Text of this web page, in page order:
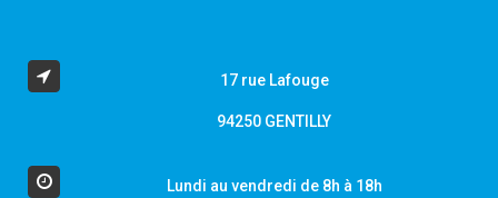
17 rue Lafouge
94250 GENTILLY
Lundi au vendredi de 8h à 18h